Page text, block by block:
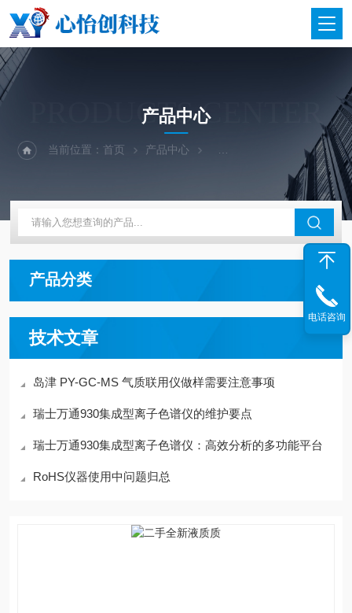
PRODUCTS CENTER
产品中心
当前位置：首页 产品中心 二手仪器-光谱-色谱-质谱
产品分类
技术文章
岛津 PY-GC-MS 气质联用仪做样需要注意事项
瑞士万通930集成型离子色谱仪的维护要点
瑞士万通930集成型离子色谱仪：高效分析的多功能平台
RoHS仪器使用中问题归总
电话咨询